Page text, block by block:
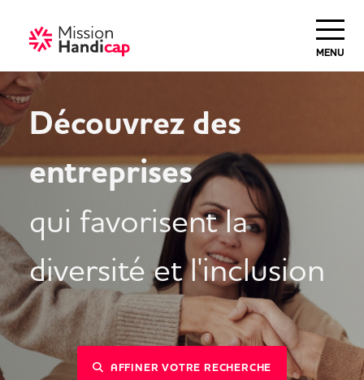
MENU
Découvrez des
entreprises
qui favorisent la
diversité et l'inclusion
AFFINER VOTRE RECHERCHE